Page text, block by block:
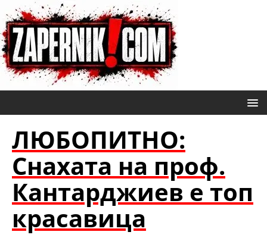
ЛЮБОПИТНО:
Снахата на проф.
Кантарджиев е топ
красавица